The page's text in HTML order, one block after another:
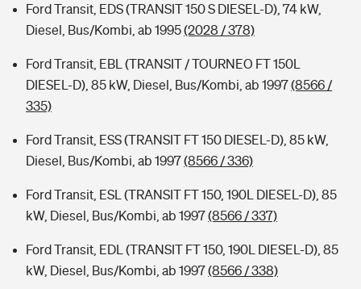
Ford Transit, EDS (TRANSIT 150 S DIESEL-D), 74 kW,
Diesel, Bus/Kombi, ab 1995(2028 / 378)
Ford Transit, EBL (TRANSIT / TOURNEO FT 150L
DIESEL-D), 85 kW, Diesel, Bus/Kombi, ab 1997(8566 /
335)
Ford Transit, ESS (TRANSIT FT 150 DIESEL-D), 85 kW,
Diesel, Bus/Kombi, ab 1997(8566 / 336)
Ford Transit, ESL (TRANSIT FT 150, 190L DIESEL-D), 85
kW, Diesel, Bus/Kombi, ab 1997(8566 / 337)
Ford Transit, EDL (TRANSIT FT 150, 190L DIESEL-D), 85
kW, Diesel, Bus/Kombi, ab 1997(8566 / 338)